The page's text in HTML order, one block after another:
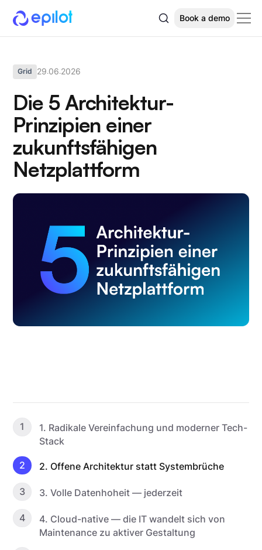
Book a demo
Grid 29.06.2026
Die 5 Architektur-
Prinzipien einer
zukunftsfähigen
Netzplattform
1
1. Radikale Vereinfachung und moderner Tech-
Stack
2 2. Offene Architektur statt Systembrüche
3 3. Volle Datenhoheit — jederzeit
4
4. Cloud-native — die IT wandelt sich von
Maintenance zu aktiver Gestaltung